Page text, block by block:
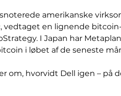
amerikanske
vedtaget en lignende
I Japan har
i løbet af de seneste
om, hvorvidt Dell igen – på